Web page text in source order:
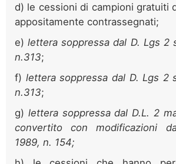
d) le cessioni di campioni gratuiti
appositamente contrassegnati;
e)lettera soppressa dal D. Lgs 2
n.313;
f) lettera soppressa dal D. Lgs 2
n.313;
g) lettera soppressa dal D.L. 2
convertito con modificazioni
1989, n. 154;